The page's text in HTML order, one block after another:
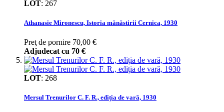
LOT: 267
Athanasie Mironescu, Istoria mănăstirii Cernica, 1930
Preţ de pornire 70,00 €
Adjudecat cu 70 €
LOT: 268
Mersul Trenurilor C. F. R., ediția de vară, 1930